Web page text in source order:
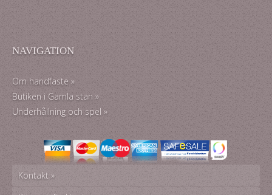
NAVIGATION
Om handfaste »
Butiken i Gamla stan »
Underhållning och spel »
Kontakt »